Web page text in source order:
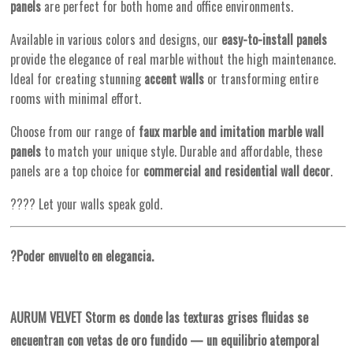
panels are perfect for both home and office environments.
Available in various colors and designs, our easy-to-install panels
provide the elegance of real marble without the high maintenance.
Ideal for creating stunning accent walls or transforming entire
rooms with minimal effort.
Choose from our range of faux marble and imitation marble wall
panels to match your unique style. Durable and affordable, these
panels are a top choice for commercial and residential wall decor.
???? Let your walls speak gold.
?Poder envuelto en elegancia.
AURUM VELVET Storm es donde las texturas grises fluidas se
encuentran con vetas de oro fundido — un equilibrio atemporal